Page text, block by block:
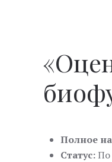
Полное
Статус:По